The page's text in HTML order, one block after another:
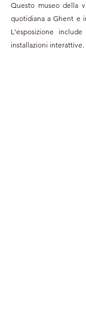
Questo museo della
quotidiana a Ghent e
L'esposizione
installazioni interattive.